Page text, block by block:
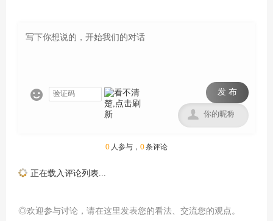
 发 布

0 人参与， 0条评论
正在载入评论列表...
◎欢迎参与讨论，请在这里发表您的看法、交流您的观点。